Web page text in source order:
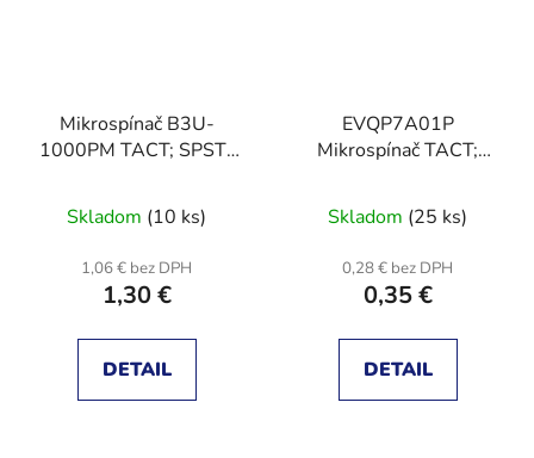
Mikrospínač B3U-
1000PM TACT; SPST-
0,05A/24VDC; SMT;
1,5N; 2,5x3mm
Skladom (10 ks)
1,06 € bez DPH
1,30 €
DETAIL
EVQP7A01P
Mikrospínač TACT;
0,05A/12VDC; SMT;
2,2N; 1,35mm
Skladom (25 ks)
0,28 € bez DPH
0,35 €
DETAIL